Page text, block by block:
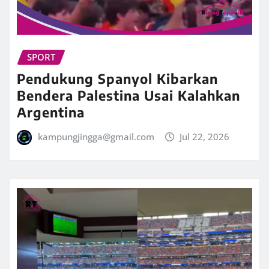
SPORT
Pendukung Spanyol Kibarkan
Bendera Palestina Usai Kalahkan
Argentina
kampungjingga@gmail.com Jul 22, 2026